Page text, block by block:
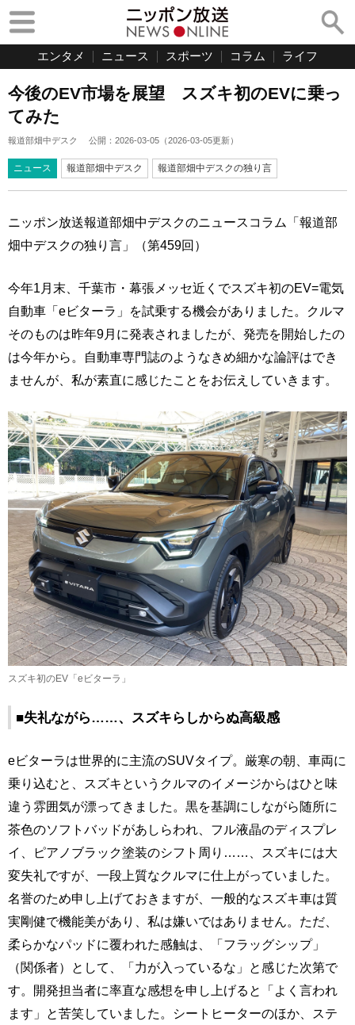
エンタメ ニュース スポーツ コラム ライフ
今後のEV市場を展望 スズキ初のEVに乗っ
てみた
報道部畑中デスク 公開： 2026-03-05 （2026-03-05更新）
ニュース 報道部畑中デスク 報道部畑中デスクの独り言
ニッポン放送報道部畑中デスクのニュースコラム「報道部
畑中デスクの独り言」（第459回）
今年1月末、千葉市・幕張メッセ近くでスズキ初のEV=電気
自動車「eビターラ」を試乗する機会がありました。クルマ
そのものは昨年9月に発表されましたが、発売を開始したの
は今年から。自動車専門誌のようなきめ細かな論評はでき
ませんが、私が素直に感じたことをお伝えしていきます。
スズキ初のEV「eビターラ」
■失礼ながら……、スズキらしからぬ高級感
eビターラは世界的に主流のSUVタイプ。厳寒の朝、車両に
乗り込むと、スズキというクルマのイメージからはひと味
違う雰囲気が漂ってきました。黒を基調にしながら随所に
茶色のソフトバッドがあしらわれ、フル液晶のディスプレ
イ、ピアノブラック塗装のシフト周り……、スズキには大
変失礼ですが、一段上質なクルマに仕上がっていました。
名誉のため申し上げておきますが、一般的なスズキ車は質
実剛健で機能美があり、私は嫌いではありません。ただ、
柔らかなパッドに覆われた感触は、「フラッグシップ」
（関係者）として、「力が入っているな」と感じた次第で
す。開発担当者に率直な感想を申し上げると「よく言われ
ます」と苦笑していました。シートヒーターのほか、ステ